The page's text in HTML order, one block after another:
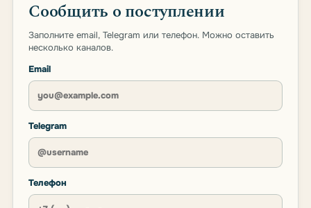
Сообщить о поступлении
Заполните email, Telegram или телефон. Можно оставить
несколько каналов.
Email
Telegram
Телефон